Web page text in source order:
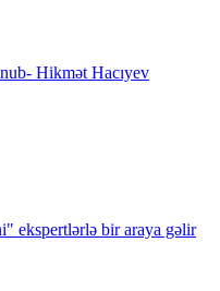
Hikmət Hacıyev
ekspertlərlə bir araya gəlir